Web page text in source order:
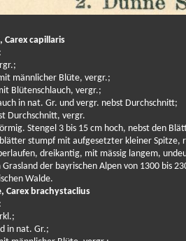
Carex capillaris
männlicher Blüte, vergr.;
Blütenschlauch, vergr.;
in nat. Gr. und vergr. nebst Durchschnitt;
Durchschnitt, vergr.
Stengel 3 bis 15 cm hoch, nebst den
stumpf mit aufgesetzter kleiner
dreikantig, mit mässig langem,
der bayrischen Alpen von 1300 bis
Walde.
Carex brachystaclius
in nat. Gr.;